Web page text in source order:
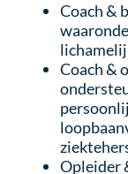
Coach &
Coach &
Opleider